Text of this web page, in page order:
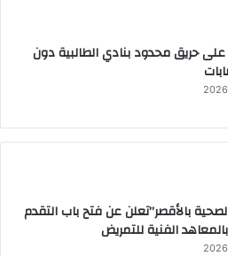
حريق محدود بنادي الطالبية دون
بالأقصر”تعلن عن فتح باب التقدم
الفنية للتمريض